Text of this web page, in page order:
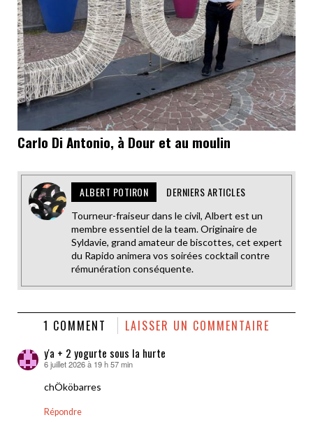
Carlo Di Antonio, à Dour et au moulin
ALBERT POTIRON DERNIERS ARTICLES
Tourneur-fraiseur dans le civil, Albert est un
membre essentiel de la team. Originaire de
Syldavie, grand amateur de biscottes, cet expert
du Rapido animera vos soirées cocktail contre
rémunération conséquente.
1 COMMENT LAISSER UN COMMENTAIRE
y'a + 2 yogurte sous la hurte
dit :
6 juillet 2026 à 19 h 57 min
chÖköbarres
Répondre